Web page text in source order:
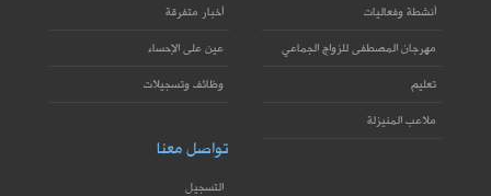
أنشطة وفعاليات
مهرجان المصطفى للزواج الجماعي
تعليم
ملاعب المنيزلة
أخبار متفرقة
عين على الإحساء
وظائف وتسجيلات
تواصل معنا
التسجيل